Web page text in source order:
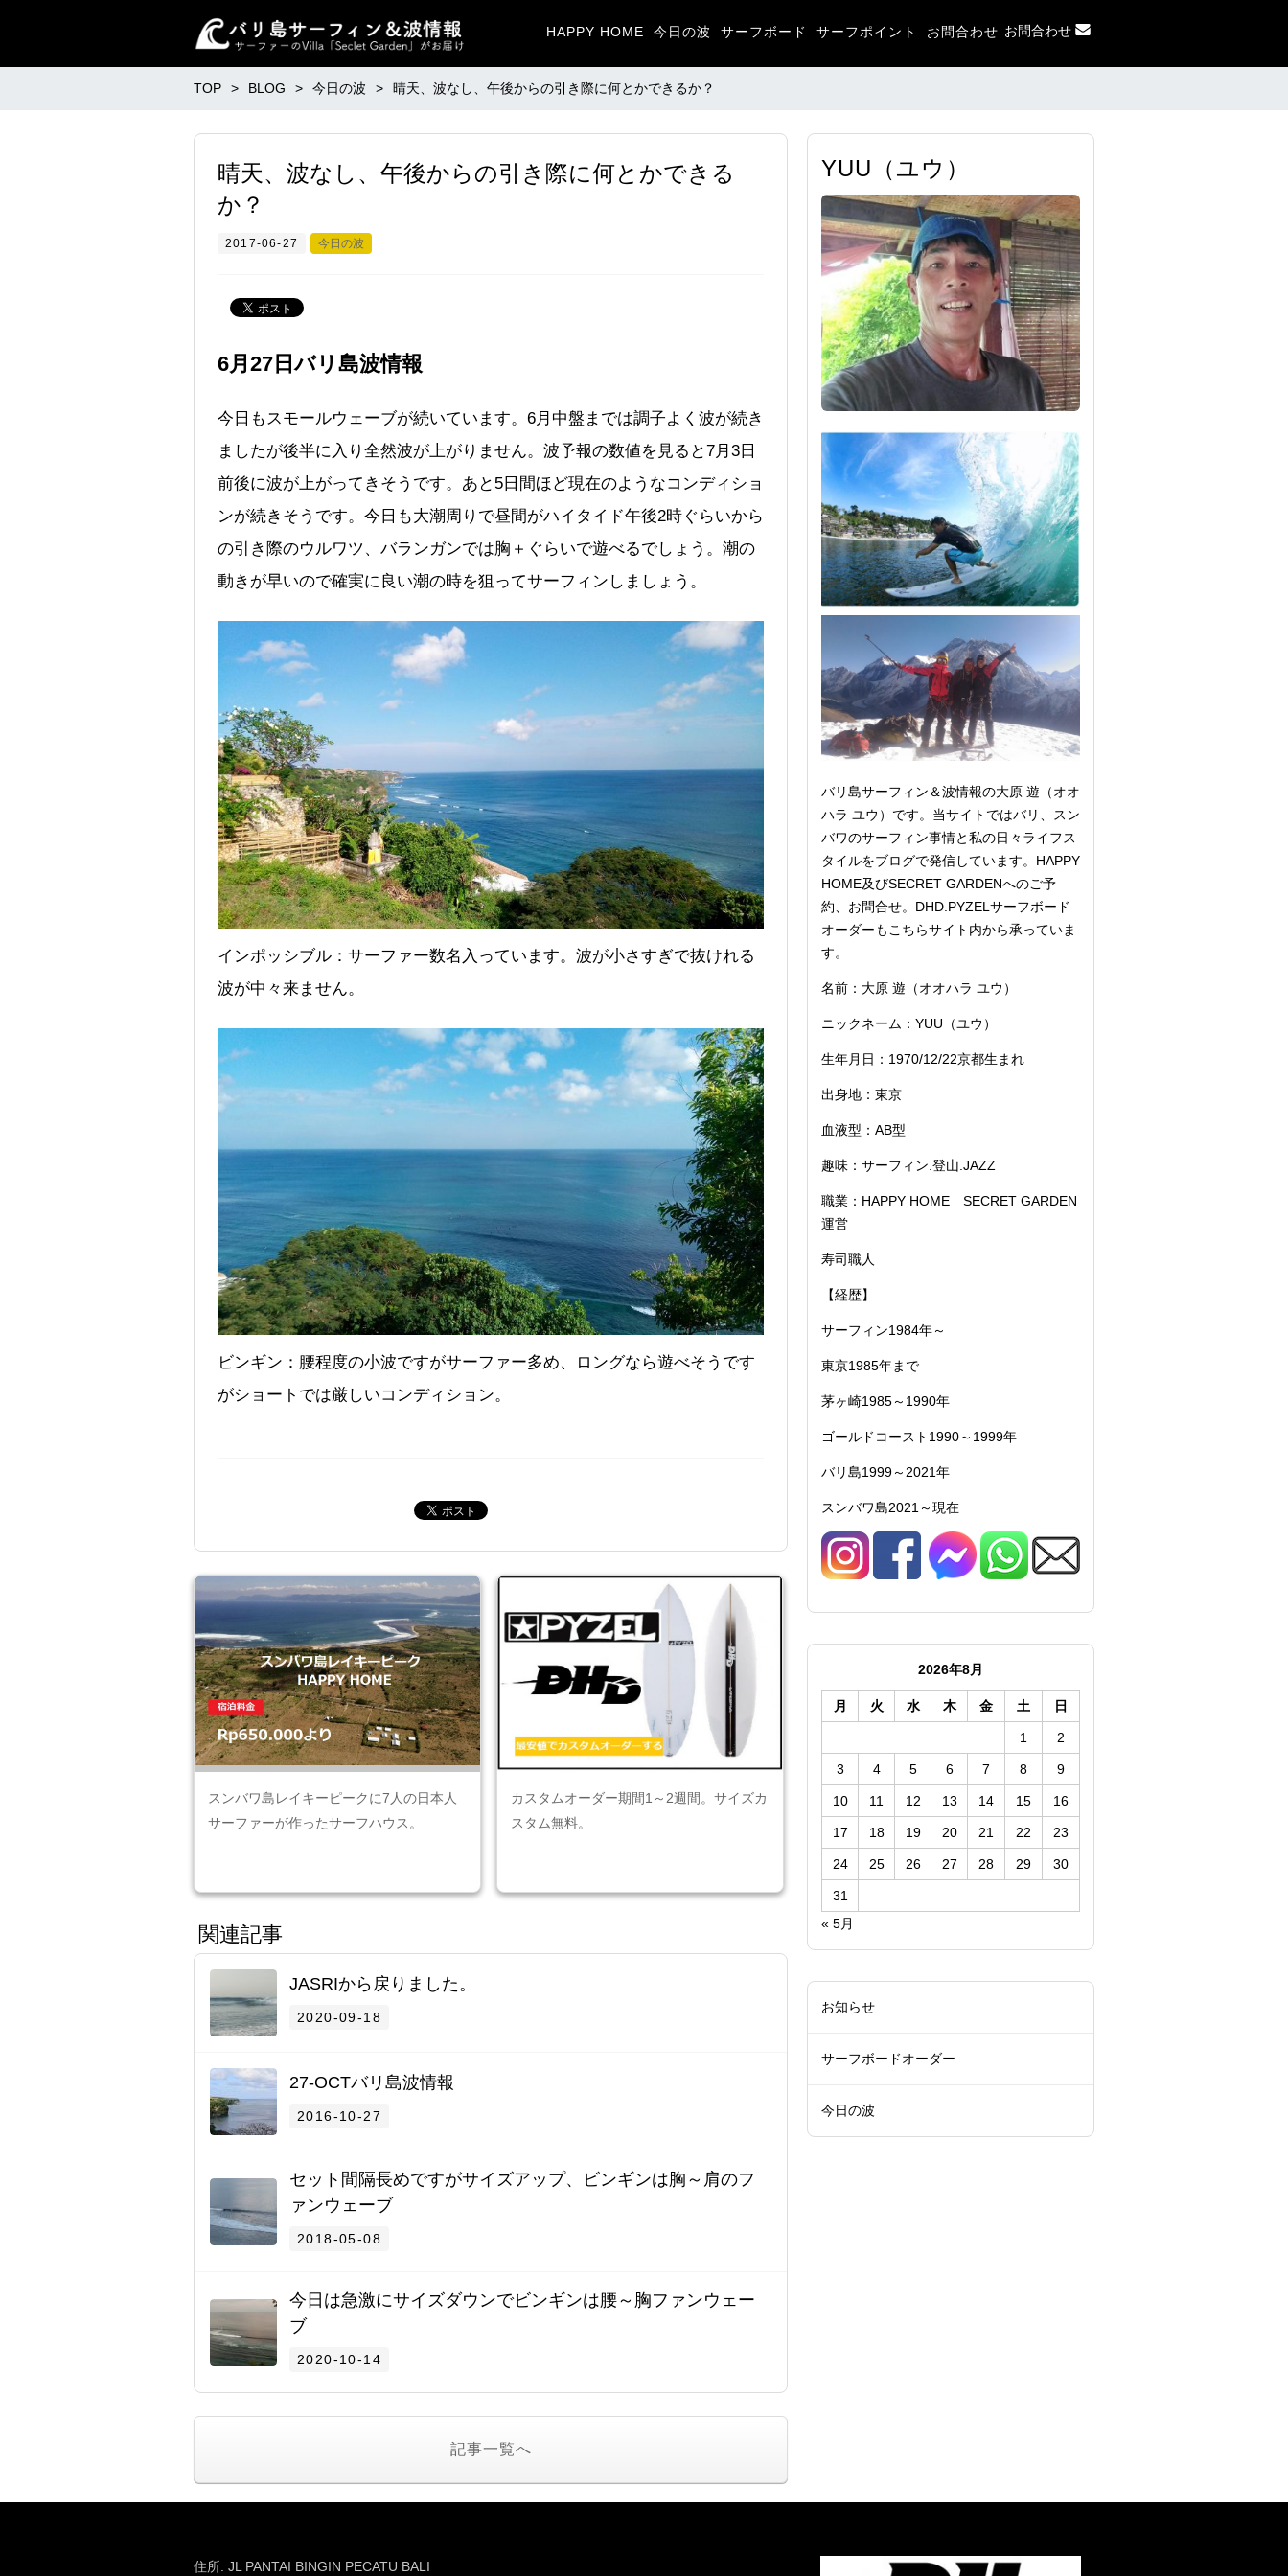
HAPPY HOME 今日の波 サーフボード サーフポイント お問合わせ お問合わせ
TOP BLOG 今日の波 晴天、波なし、午後からの引き際に何とかできるか？
晴天、波なし、午後からの引き際に何とかできる
か？
2017-06-27 今日の波
6月27日バリ島波情報
今日もスモールウェーブが続いています。6月中盤までは調子よく波が続き
ましたが後半に入り全然波が上がりません。波予報の数値を見ると7月3日
前後に波が上がってきそうです。あと5日間ほど現在のようなコンディショ
ンが続きそうです。今日も大潮周りで昼間がハイタイド午後2時ぐらいから
の引き際のウルワツ、バランガンでは胸＋ぐらいで遊べるでしょう。潮の
動きが早いので確実に良い潮の時を狙ってサーフィンしましょう。
インポッシブル：サーファー数名入っています。波が小さすぎで抜けれる
波が中々来ません。
ビンギン：腰程度の小波ですがサーファー多め、ロングなら遊べそうです
がショートでは厳しいコンディション。
スンバワ島レイキーピークに7人の日本人
サーファーが作ったサーフハウス。
カスタムオーダー期間1～2週間。サイズカ
スタム無料。
関連記事
JASRIから戻りました。
2020-09-18
27-OCTバリ島波情報
2016-10-27
セット間隔長めですがサイズアップ、ビンギンは胸～肩のフ
ァンウェーブ
2018-05-08
今日は急激にサイズダウンでビンギンは腰～胸ファンウェー
ブ
2020-10-14
記事一覧へ
YUU（ユウ）
バリ島サーフィン＆波情報の大原 遊（オオ
ハラ ユウ）です。当サイトではバリ、スン
バワのサーフィン事情と私の日々ライフス
タイルをブログで発信しています。HAPPY
HOME及びSECRET GARDENへのご予
約、お問合せ。DHD.PYZELサーフボード
オーダーもこちらサイト内から承っていま
す。
名前：大原 遊（オオハラ ユウ）
ニックネーム：YUU（ユウ）
生年月日：1970/12/22京都生まれ
出身地：東京
血液型：AB型
趣味：サーフィン.登山.JAZZ
職業：HAPPY HOME SECRET GARDEN
運営
寿司職人
【経歴】
サーフィン1984年～
東京1985年まで
茅ヶ崎1985～1990年
ゴールドコースト1990～1999年
バリ島1999～2021年
スンバワ島2021～現在
2026年8月
月 火 水 木 金 土 日
1 2
3 4 5 6 7 8 9
10 11 12 13 14 15 16
17 18 19 20 21 22 23
24 25 26 27 28 29 30
31
« 5月
お知らせ
サーフボードオーダー
今日の波
住所: JL PANTAI BINGIN PECATU BALI